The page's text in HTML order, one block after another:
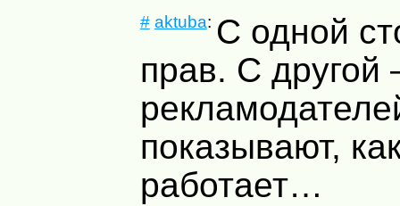
# aktuba: С одной
прав. С другой
показывают,
работает…